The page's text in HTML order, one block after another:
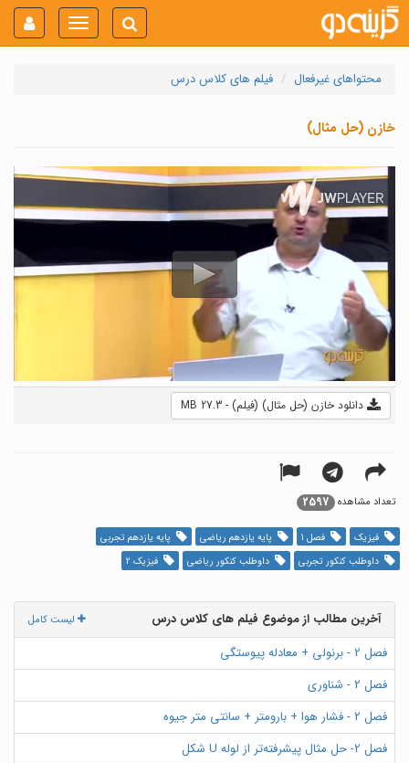
Toggle
navigation
محتواهای غیرفعال فیلم های کلاس درس
خازن (حل مثال)
دانلود خازن (حل مثال) (فیلم) - 27.3 MB
تعداد مشاهده 2597
فیزیک فصل 1 پایه یازدهم ریاضی
پایه یازدهم تجربی
داوطلب کنکور تجربی
داوطلب کنکور ریاضی فیزیک 2
لیست کامل
آخرین مطالب از موضوع فیلم های کلاس درس
فصل 2 - برنولی + معادله پیوستگی
فصل 2 - شناوری
فصل 2 - فشار هوا + بارومتر + سانتی متر جیوه
فصل 2- حل مثال پیشرفته‌تر از لوله U شکل